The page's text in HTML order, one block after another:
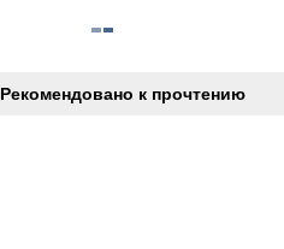
Рекомендовано к прочтению